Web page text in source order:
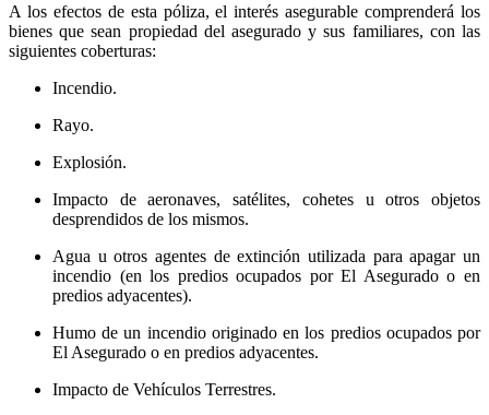
A los efectos de esta póliza, el interés asegurable comprenderá los
bienes que sean propiedad del asegurado y sus familiares, con las
siguientes coberturas:
Incendio.
Rayo.
Explosión.
Impacto de aeronaves, satélites, cohetes u otros objetos
desprendidos de los mismos.
Agua u otros agentes de extinción utilizada para apagar un
incendio (en los predios ocupados por El Asegurado o en
predios adyacentes).
Humo de un incendio originado en los predios ocupados por
El Asegurado o en predios adyacentes.
Impacto de Vehículos Terrestres.